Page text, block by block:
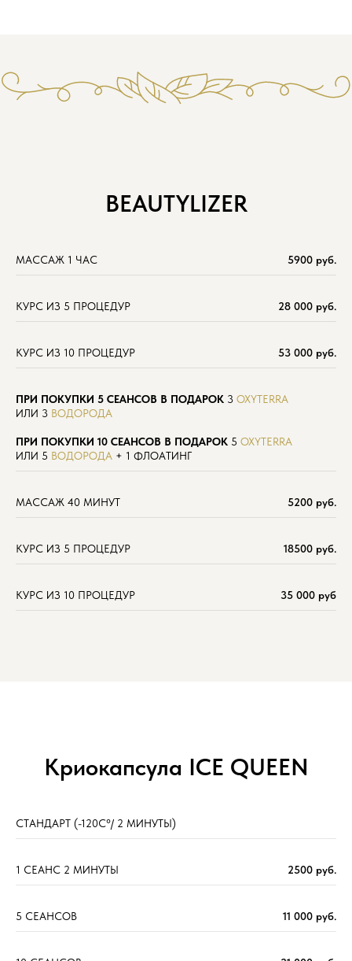
BEAUTYLIZER
МАССАЖ 1 ЧАС 5900 руб.
КУРС ИЗ 5 ПРОЦЕДУР 28 000 руб.
КУРС ИЗ 10 ПРОЦЕДУР 53 000 руб.
ПРИ ПОКУПКИ 5 СЕАНСОВ В ПОДАРОК 3 OXYTERRA
ИЛИ 3 ВОДОРОДА
ПРИ ПОКУПКИ 10 СЕАНСОВ В ПОДАРОК 5 OXYTERRA
ИЛИ 5 ВОДОРОДА + 1 ФЛОАТИНГ
МАССАЖ 40 МИНУТ 5200 руб.
КУРС ИЗ 5 ПРОЦЕДУР 18500 руб.
КУРС ИЗ 10 ПРОЦЕДУР 35 000 руб
Криокапсула ICE QUEEN
СТАНДАРТ (-120C°/ 2 МИНУТЫ)
1 СЕАНС 2 МИНУТЫ 2500 руб.
5 СЕАНСОВ 11 000 руб.